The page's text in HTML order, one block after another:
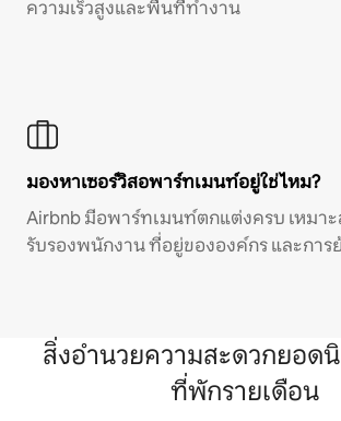
ความเร็วสูงและพื้นที่ทำงาน
มองหาเซอร์วิสอพาร์ทเมนท์อยู่ใช่ไหม?
Airbnb มีอพาร์ทเมนท์ตกแต่งครบ เหมา
รับรองพนักงาน ที่อยู่ขององค์กร และการ
สิ่งอำนวยความสะดวกยอด
ที่พักรายเดือน